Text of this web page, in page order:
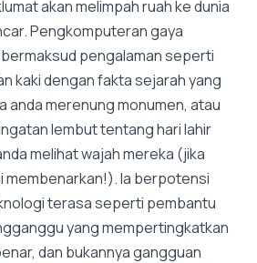
akan melimpah ruah ke dunia
Pengkomputeran gaya
pengalaman seperti
kaki dengan fakta sejarah yang
anda merenung monumen, atau
lembut tentang hari lahir
melihat wajah mereka (jika
membenarkan!). Ia berpotensi
terasa seperti pembantu
yang mempertingkatkan
dan bukannya gangguan